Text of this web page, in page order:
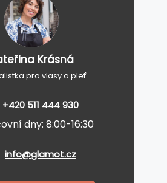
Krásná
pro vlasy a pleť
+420 511 444 930
dny: 8:00-16:30
info@glamot.cz